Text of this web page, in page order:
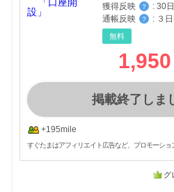
獲得反映
？ : 30
通帳反映
？ : ３
無料
1,950
掲載終了しま
+195mile
すぐたまはアフィリエイト広告など、プロモーショ
グ